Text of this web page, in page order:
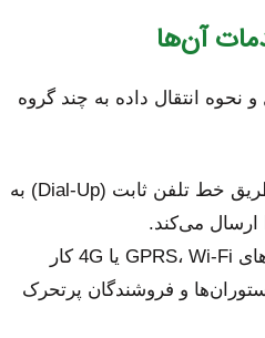
آن‌ها
نحوه انتقال داده به چند گروه
از طریق خط تلفن ثابت (Dial-Up) به
ارسال می‌کند.
با فناوری‌های GPRS، Wi-Fi یا 4G کار
و فروشندگان پرتحرک